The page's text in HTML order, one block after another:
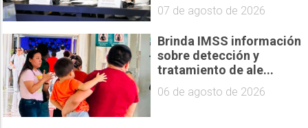
07 de agosto de 2026
Brinda IMSS información
sobre detección y
tratamiento de ale...
06 de agosto de 2026